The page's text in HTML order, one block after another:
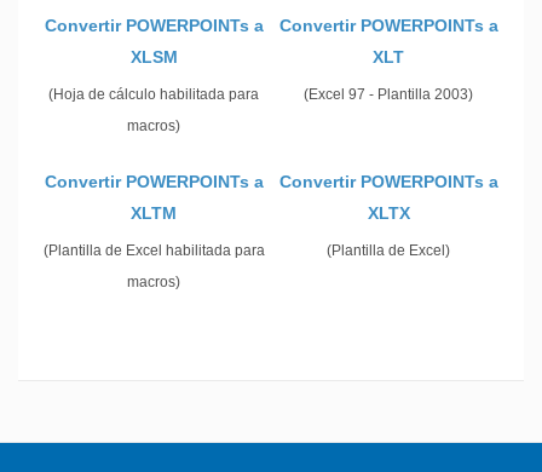
Convertir POWERPOINTs a
XLSM
(Hoja de cálculo habilitada para
macros)
Convertir POWERPOINTs a
XLT
(Excel 97 - Plantilla 2003)
Convertir POWERPOINTs a
XLTM
(Plantilla de Excel habilitada para
macros)
Convertir POWERPOINTs a
XLTX
(Plantilla de Excel)